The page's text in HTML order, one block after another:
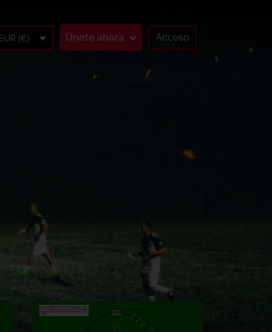
EUR (€) Únete ahora Acceso